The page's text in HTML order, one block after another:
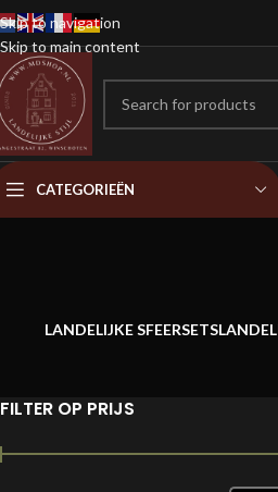
Skip to navigation
Skip to main content
CATEGORIEËN
LANDELIJKE SFEERSETS
FILTER OP PRIJS